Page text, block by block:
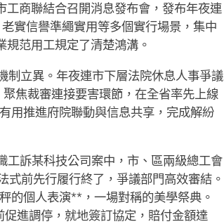
工商聯結合召開消息發布會，發布年夜連
實信譽準繩實用等多個實行場景，集中
范用工規定了清楚鴻溝。
制立異。年夜連市下層法院休息人事爭議
焦裁審連接要害環節，在全省率先上線
用推進府院聯動與信息共享，完成解紛
工訴某科技公司案中，市、區兩級總工會
前先行履行終了，爭議部門高效審結。
的個人表演**，一場對稱的美學祭典。
進調停，就地簽訂協定，賠付金額達